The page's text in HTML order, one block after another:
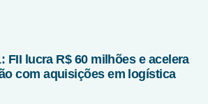
FII lucra R$ 60 milhões e acelera
com aquisições em logística